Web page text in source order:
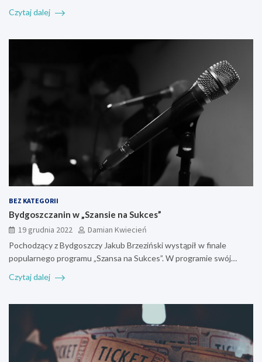
Czytaj dalej
BEZ KATEGORII
Bydgoszczanin w „Szansie na Sukces”
19 grudnia 2022
Damian Kwiecień
Pochodzący z Bydgoszczy Jakub Brzeziński wystąpił w finale
popularnego programu „Szansa na Sukces”. W programie swój…
Czytaj dalej